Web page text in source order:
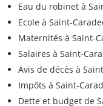
Eau du robinet à
Ecole à Saint-
Maternités à Saint-
Salaires à Saint-
Avis de décès à
Impôts à Saint-
Dette et budget de